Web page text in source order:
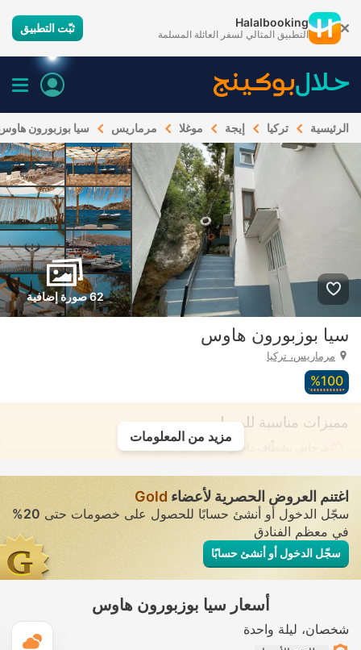
Halalbooking
التطبيق المثالي لسفر العائلة المسلمة ثبّت التطبيق
الرئيسية تركيا إيجة موغلا مرماريس سيا بوزبورون
62 صورة إضافية
سيا بوزبورون هاوس
مرماريس، تركيا
100‏%
مميزات مناسبة للمسلمين
مرحاض بشطّاف داخلي مدمج • في جميع الغرف
مزيد من المعلومات
اغتنم العروض الحصرية لأعضاء Gold
سجّل الدخول أو أنشئ حسابًا للحصول على خصومات حتى20%
في معظم الفنادق
سجّل الدخول أو أنشئ حسابًا
أسعار سيا بوزبورون هاوس
شخصان ليلة واحدة